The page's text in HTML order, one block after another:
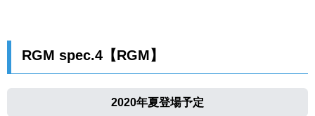
RGM spec.4【RGM】
2020年夏登場予定